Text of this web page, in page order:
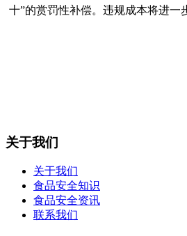
十”的赏罚性补偿。违规成本将进一
关于我们
关于我们
食品安全知识
食品安全资讯
联系我们